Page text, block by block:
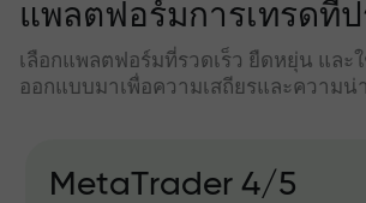
แพลตฟอร์มการเทรดที่
เลือกแพลตฟอร์มที่รวดเร็ว ยืดหยุ่น และ
ออกแบบมาเพื่อความเสถียรและความน่
MetaTrader 4/5